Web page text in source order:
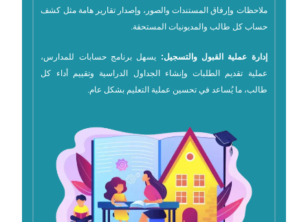
ملاحظات وإرفاق المستندات والصور، وإصدار تقارير هامة مثل كشف
حساب كل طالب والمديونيات المستحقة.
إدارة عملية القبول والتسجيل: يسهل برنامج حسابات للمدارس،
عملية تقديم الطلبات وإنشاء الجداول الدراسية وتقييم أداء كل
طالب، ما يُساعد في تحسين عملية التعليم بشكل عام.